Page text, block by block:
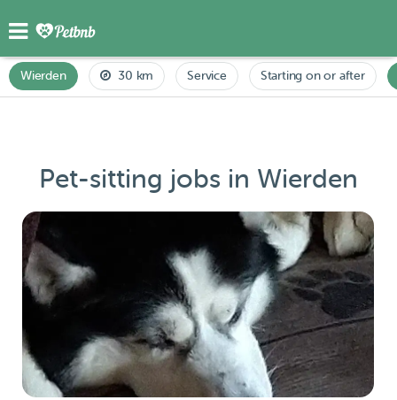
Wierden 30 km Service Starting on or after
Pet-sitting jobs in Wierden